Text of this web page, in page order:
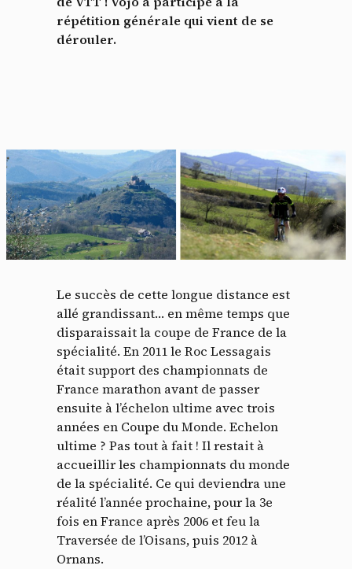
répétition générale qui vient de se
dérouler.
Le succès de cette longue distance est
allé grandissant… en même temps que
disparaissait la coupe de France de la
spécialité. En 2011 le Roc Lessagais
était support des championnats de
France marathon avant de passer
ensuite à l’échelon ultime avec trois
années en Coupe du Monde. Echelon
ultime ? Pas tout à fait ! Il restait à
accueillir les championnats du monde
de la spécialité. Ce qui deviendra une
réalité l’année prochaine, pour la 3e
fois en France après 2006 et feu la
Traversée de l’Oisans, puis 2012 à
Ornans.